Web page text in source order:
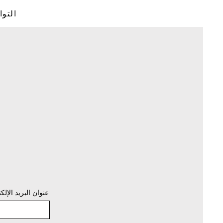
عنوان البريد